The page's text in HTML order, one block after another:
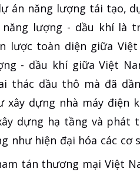
án năng lượng tái tạo,
lượng - dầu khí là
lược toàn diện giữa Việt
- dầu khí giữa Việt
thác dầu thô mà đã
xây dựng nhà máy điện
dựng hạ tầng và
như hiện đại hóa các cơ
tán thương mại Việt